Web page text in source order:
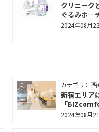
クリニーク
ぐるみポー
2024年08月
カテゴリ：
新宿エリア
「
2024年08月